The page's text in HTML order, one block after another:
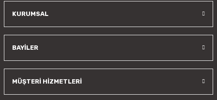
KURUMSAL
BAYİLER
MÜŞTERİ HİZMETLERİ